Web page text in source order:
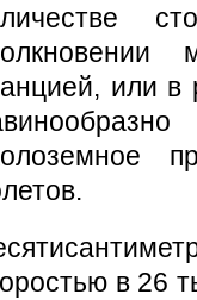
или в
в 26